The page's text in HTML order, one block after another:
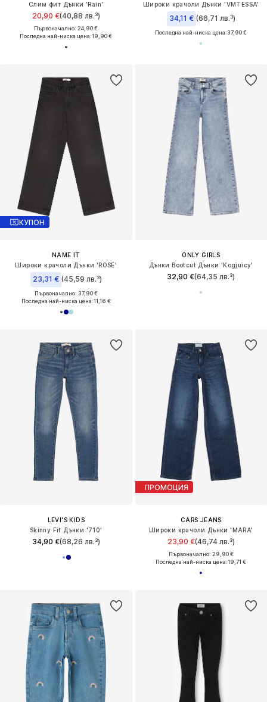
Слим фит Дънки 'Rain'
20,90 €(40,88 лв.³)
Първоначално: 24,90 €
Последна най-ниска цена:19,90 €
Широки крачоли Дънки 'VMTESSA'
34,11 € (66,71 лв.³)
Последна най-ниска цена:37,90 €
КУПОН
NAME IT
Широки крачоли Дънки 'ROSE'
23,31 € (45,59 лв.³)
Първоначално: 37,90 €
Последна най-ниска цена:11,16 €
ONLY GIRLS
Дънки Bootcut Дънки 'Kogjuicy'
32,90 €(64,35 лв.³)
LEVI'S KIDS
Skinny Fit Дънки '710'
34,90 €(68,26 лв.³)
ПРОМОЦИЯ
CARS JEANS
Широки крачоли Дънки 'MARA'
23,90 €(46,74 лв.³)
Първоначално: 29,90 €
Последна най-ниска цена:19,71 €